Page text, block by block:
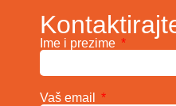
Ime i prezime
Vaš email